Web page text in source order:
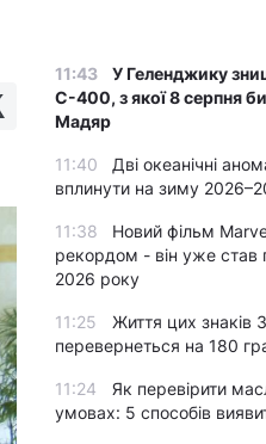
11:43
У Геленджику
С-400, з якої 8 серпня
Мадяр
11:40
Дві океанічні
вплинути на зиму
11:38
Новий фільм
рекордом - він уже став
2026 року
11:25
Життя цих знаків
перевернеться на 180
11:24
Як перевірити
умовах: 5 способів